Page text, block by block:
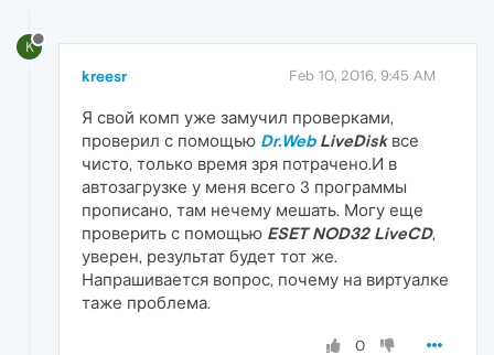
K
kreesr Feb 10, 2016, 9:45 AM
Я свой комп уже замучил проверками,
проверил с помощью Dr.WebLiveDiskвсе
чисто, только время зря потрачено.И в
автозагрузке у меня всего 3 программы
прописано, там нечему мешать. Могу еще
проверить с помощью ESET NOD32 LiveCD,
уверен, результат будет тот же.
Напрашивается вопрос, почему на виртуалке
таже проблема.
0